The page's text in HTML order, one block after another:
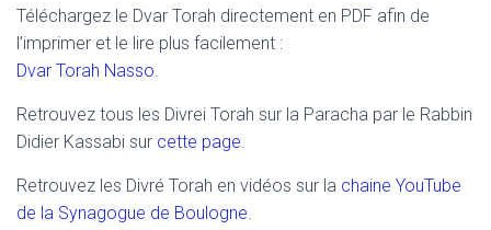
Téléchargez le Dvar Torah directement en PDF afin de
l’imprimer et le lire plus facilement :
Dvar Torah Nasso.
Retrouvez tous les Divrei Torah sur la Paracha par le Rabbin
Didier Kassabi sur cette page.
Retrouvez les Divré Torah en vidéos sur la chaine YouTube
de la Synagogue de Boulogne.